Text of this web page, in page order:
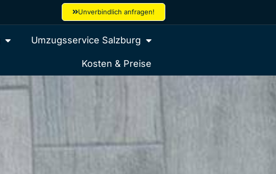
Unverbindlich anfragen!
Umzugsservice Salzburg
Kosten & Preise